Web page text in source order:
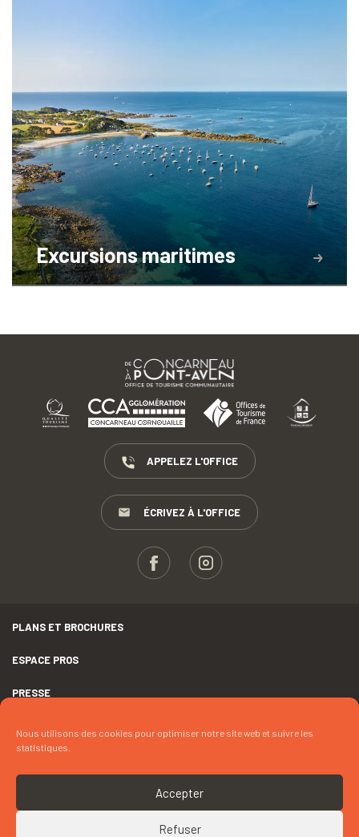
Nous utilisons des cookies pour optimiser notre site web et suivre les
statistiques.
Accepter
Refuser
Excursions maritimes
APPELEZ L'OFFICE
ÉCRIVEZ À L'OFFICE
PLANS ET BROCHURES
ESPACE PROS
PRESSE
DÉCLARATION D’ACCESSIBILITÉ